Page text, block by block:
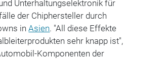
Unterhaltungselektronik für
der Chiphersteller durch
inAsien. "All diese Effekte
sehr knapp ist",
Komponenten der